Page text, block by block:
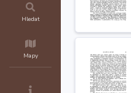
Hledat
Mapy